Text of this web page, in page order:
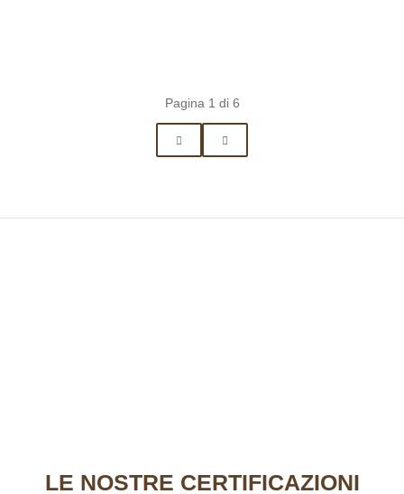
Pagina 1 di 6
LE NOSTRE CERTIFICAZIONI